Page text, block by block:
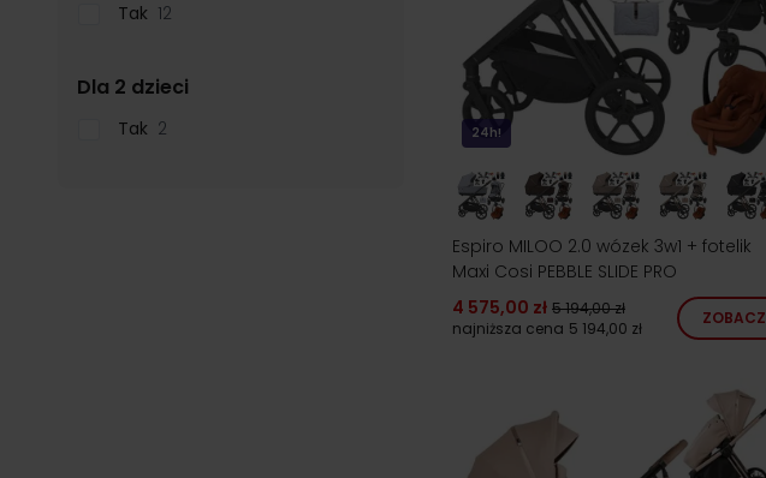
Tak 12
Dla 2 dzieci
Tak 2 24h!
Espiro MILOO 2.0 wózek 3w1 + fotelik
Maxi Cosi PEBBLE SLIDE PRO
4 575,00 zł 5 194,00 zł
najniższa cena 5 194,00 zł
ZOBACZ